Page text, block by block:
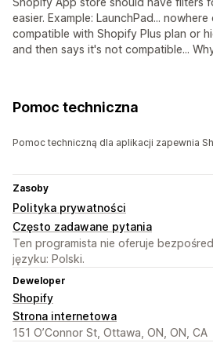
easier. Example: LaunchPad...
compatible with Shopify Plus plan or
and then says it's not compatible...
Pomoc techniczna
Pomoc techniczną dla aplikacji zapewnia
Zasoby
Polityka prywatności
Często zadawane pytania
Ten programista nie oferuje
języku: Polski.
Deweloper
Shopify
Strona internetowa
151 O’Connor St, Ottawa, ON, ON, CA